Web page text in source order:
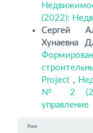
(2022):
Сергей
Хунаевна
Project ,
№ 2
управление
Язык